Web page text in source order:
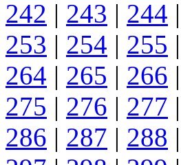
242 | 243 | 244 |
253 | 254 | 255 |
264 | 265 | 266 |
275 | 276 | 277 |
286 | 287 | 288 |